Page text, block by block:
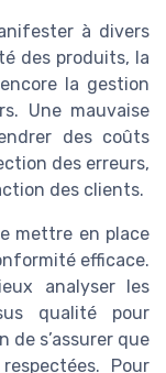
à divers
des produits, la
la gestion
Une mauvaise
des coûts
des erreurs,
des clients.
mettre en place
efficace.
analyser les
qualité pour
de s’assurer que
Pour